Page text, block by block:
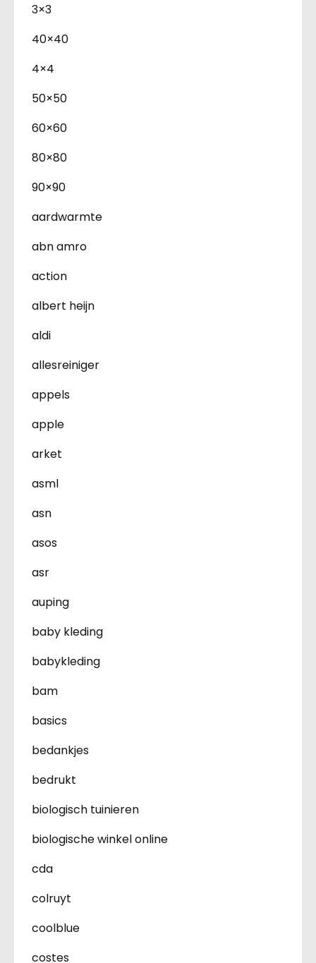
3×3
40×40
4×4
50×50
60×60
80×80
90×90
aardwarmte
abn amro
action
albert heijn
aldi
allesreiniger
appels
apple
arket
asml
asn
asos
asr
auping
baby kleding
babykleding
bam
basics
bedankjes
bedrukt
biologisch tuinieren
biologische winkel online
cda
colruyt
coolblue
costes